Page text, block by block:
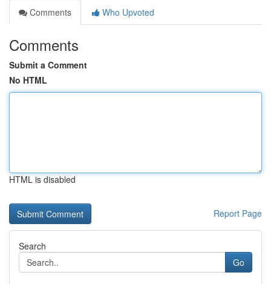
Comments
Who Upvoted
Comments
Submit a Comment
No HTML
HTML is disabled
Report Page
Search
Go